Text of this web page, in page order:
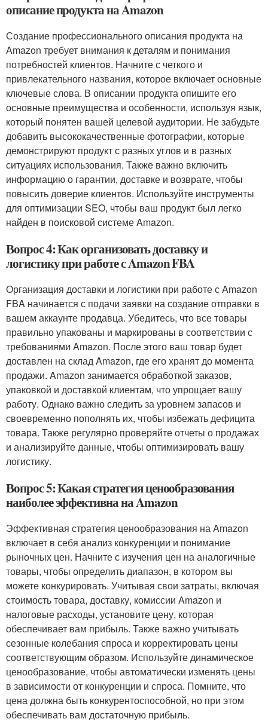
описание продукта на Amazon
Создание профессионального описания продукта на
Amazon требует внимания к деталям и понимания
потребностей клиентов. Начните с четкого и
привлекательного названия, которое включает основные
ключевые слова. В описании продукта опишите его
основные преимущества и особенности, используя язык,
который понятен вашей целевой аудитории. Не забудьте
добавить высококачественные фотографии, которые
демонстрируют продукт с разных углов и в разных
ситуациях использования. Также важно включить
информацию о гарантии, доставке и возврате, чтобы
повысить доверие клиентов. Используйте инструменты
для оптимизации SEO, чтобы ваш продукт был легко
найден в поисковой системе Amazon.
Вопрос 4: Как организовать доставку и
логистику при работе с Amazon FBA
Организация доставки и логистики при работе с Amazon
FBA начинается с подачи заявки на создание отправки в
вашем аккаунте продавца. Убедитесь, что все товары
правильно упакованы и маркированы в соответствии с
требованиями Amazon. После этого ваш товар будет
доставлен на склад Amazon, где его хранят до момента
продажи. Amazon занимается обработкой заказов,
упаковкой и доставкой клиентам, что упрощает вашу
работу. Однако важно следить за уровнем запасов и
своевременно пополнять их, чтобы избежать дефицита
товара. Также регулярно проверяйте отчеты о продажах
и анализируйте данные, чтобы оптимизировать вашу
логистику.
Вопрос 5: Какая стратегия ценообразования
наиболее эффективна на Amazon
Эффективная стратегия ценообразования на Amazon
включает в себя анализ конкуренции и понимание
рыночных цен. Начните с изучения цен на аналогичные
товары, чтобы определить диапазон, в котором вы
можете конкурировать. Учитывая свои затраты, включая
стоимость товара, доставку, комиссии Amazon и
налоговые расходы, установите цену, которая
обеспечивает вам прибыль. Также важно учитывать
сезонные колебания спроса и корректировать цены
соответствующим образом. Используйте динамическое
ценообразование, чтобы автоматически изменять цены
в зависимости от конкуренции и спроса. Помните, что
цена должна быть конкурентоспособной, но при этом
обеспечивать вам достаточную прибыль.